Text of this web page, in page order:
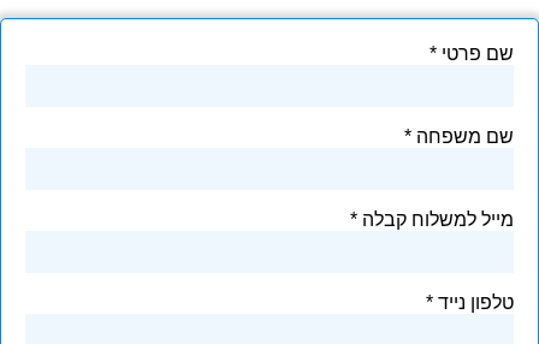
שם פרטי
שם משפחה
מייל למשלוח קבלה
טלפון נייד